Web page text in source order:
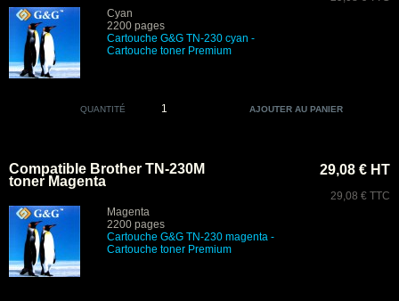
Cyan
2200 pages
Cartouche G&G TN-230 cyan -
Cartouche toner Premium
QUANTITÉ
Compatible Brother TN-230M
toner Magenta
Magenta
2200 pages
Cartouche G&G TN-230 magenta -
Cartouche toner Premium
29,08 € HT
29,08 € TTC